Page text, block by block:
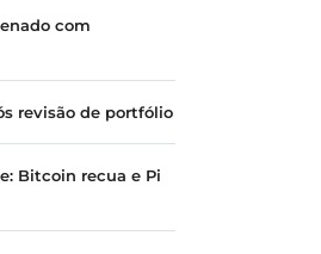
com
revisão de portfólio
Bitcoin recua e Pi